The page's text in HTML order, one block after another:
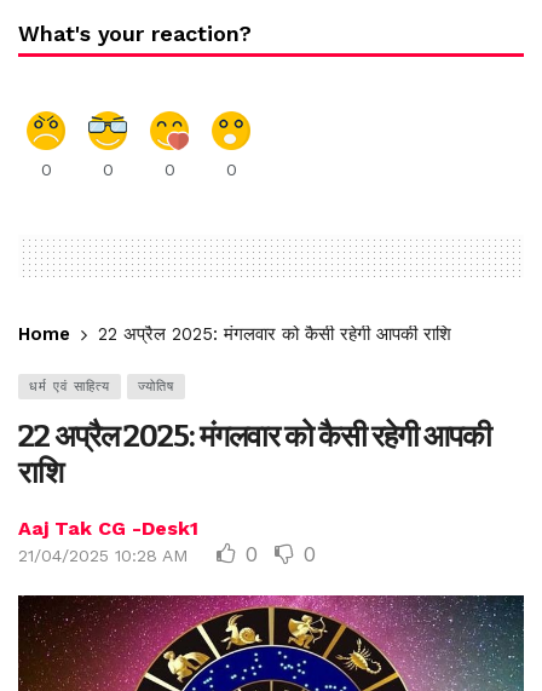
What's your reaction?
0 0 0 0
Home 22 अप्रैल 2025: मंगलवार को कैसी रहेगी आपकी राशि
धर्म एवं साहित्य ज्योतिष
22 अप्रैल 2025: मंगलवार को कैसी रहेगी आपकी
राशि
Aaj Tak CG -Desk1
21/04/2025 10:28 AM 0 0